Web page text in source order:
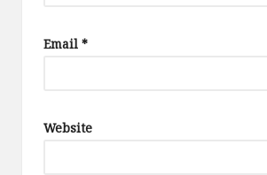
Email *
Website